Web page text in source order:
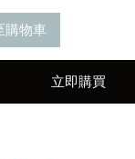
外
色素、香料及防腐劑
購物車
立即購買